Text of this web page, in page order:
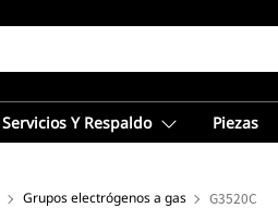
Servicios Y Respaldo Piezas
Grupos electrógenos a gas G3520C